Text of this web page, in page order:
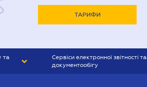
ТАРИФИ
та
Сервіси електронної звітності та
документообігу